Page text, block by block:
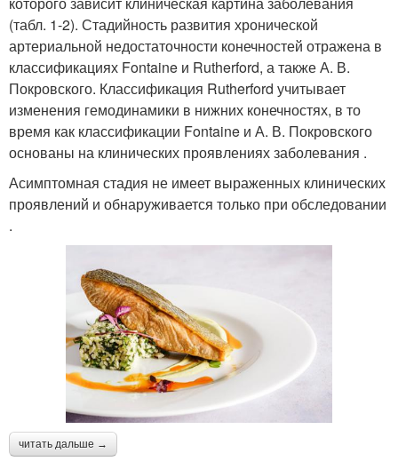
(табл. 1-2). Стадийность развития хронической
артериальной недостаточности конечностей отражена в
классификациях Fontaine и Rutherford, а также А. В.
Покровского. Классификация Rutherford учитывает
изменения гемодинамики в нижних конечностях, в то
время как классификации Fontaine и А. В. Покровского
основаны на клинических проявлениях заболевания .
Асимптомная стадия не имеет выраженных клинических
проявлений и обнаруживается только при обследовании
.
читать дальше →